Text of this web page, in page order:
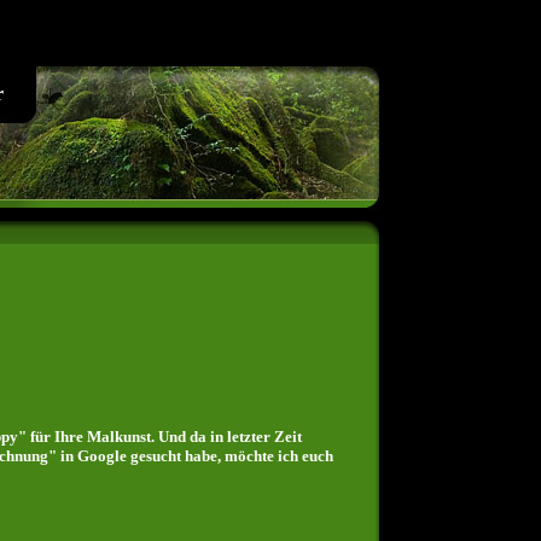
für Ihre Malkunst. Und da in letzter Zeit
in Google gesucht habe, möchte ich euch